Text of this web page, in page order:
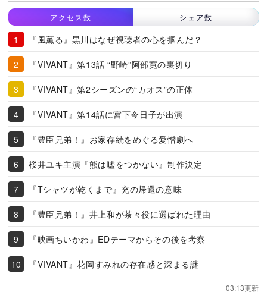
アクセス数 シェア数
『風薫る』黒川はなぜ視聴者の心を掴んだ？
『VIVANT』第13話 “野崎”阿部寛の裏切り
『VIVANT』第2シーズンの“カオス”の正体
『VIVANT』第14話に宮下今日子が出演
『豊臣兄弟！』お家存続をめぐる愛憎劇へ
桜井ユキ主演『熊は嘘をつかない』制作決定
『Tシャツが乾くまで』充の帰還の意味
『豊臣兄弟！』井上和が茶々役に選ばれた理由
『映画ちいかわ』EDテーマからその後を考察
『VIVANT』花岡すみれの存在感と深まる謎
03:13更新